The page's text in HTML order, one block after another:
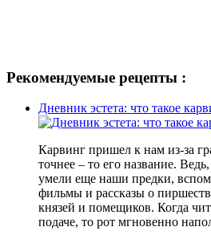
Рекомендуемые рецепты :
Дневник эстета: что такое
Карвинг пришел к нам из-за
точнее – то его название.
умели еще наши предки,
фильмы и рассказы о
князей и помещиков. Когда
подаче, то рот мгновенно